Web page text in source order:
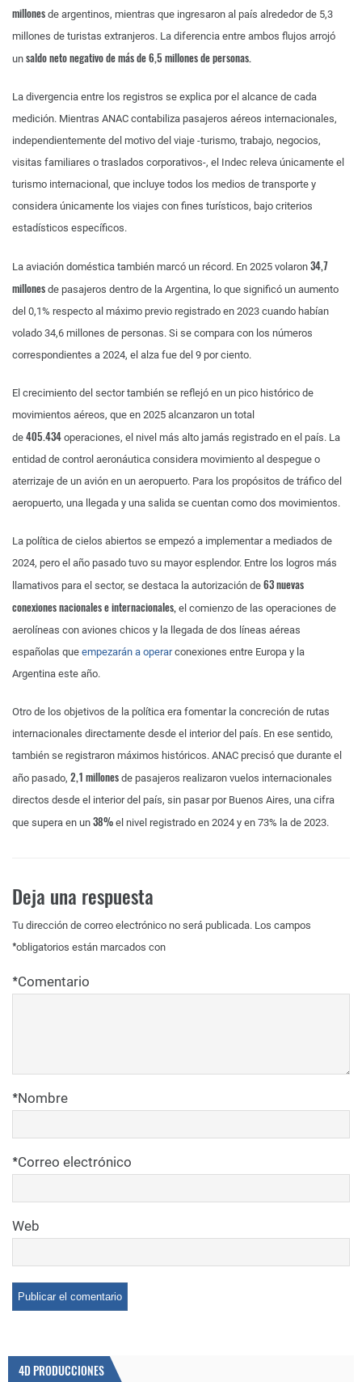
millones de argentinos, mientras que ingresaron al país alrededor de 5,3
millones de turistas extranjeros. La diferencia entre ambos flujos arrojó
un saldo neto negativo de más de 6,5 millones de personas.
La divergencia entre los registros se explica por el alcance de cada
medición. Mientras ANAC contabiliza pasajeros aéreos internacionales,
independientemente del motivo del viaje -turismo, trabajo, negocios,
visitas familiares o traslados corporativos-, el Indec releva únicamente el
turismo internacional, que incluye todos los medios de transporte y
considera únicamente los viajes con fines turísticos, bajo criterios
estadísticos específicos.
La aviación doméstica también marcó un récord. En 2025 volaron 34,7
millones de pasajeros dentro de la Argentina, lo que significó un aumento
del 0,1% respecto al máximo previo registrado en 2023 cuando habían
volado 34,6 millones de personas. Si se compara con los números
correspondientes a 2024, el alza fue del 9 por ciento.
El crecimiento del sector también se reflejó en un pico histórico de
movimientos aéreos, que en 2025 alcanzaron un total
de 405.434 operaciones, el nivel más alto jamás registrado en el país. La
entidad de control aeronáutica considera movimiento al despegue o
aterrizaje de un avión en un aeropuerto. Para los propósitos de tráfico del
aeropuerto, una llegada y una salida se cuentan como dos movimientos.
La política de cielos abiertos se empezó a implementar a mediados de
2024, pero el año pasado tuvo su mayor esplendor. Entre los logros más
llamativos para el sector, se destaca la autorización de 63 nuevas
conexiones nacionales e internacionales, el comienzo de las operaciones de
aerolíneas con aviones chicos y la llegada de dos líneas aéreas
españolas que empezarán a operarconexiones entre Europa y la
Argentina este año.
Otro de los objetivos de la política era fomentar la concreción de rutas
internacionales directamente desde el interior del país. En ese sentido,
también se registraron máximos históricos. ANAC precisó que durante el
año pasado, 2,1 millones de pasajeros realizaron vuelos internacionales
directos desde el interior del país, sin pasar por Buenos Aires, una cifra
que supera en un 38% el nivel registrado en 2024 y en 73% la de 2023.
Deja una respuesta
Tu dirección de correo electrónico no será publicada. Los campos
obligatorios están marcados con
*
Comentario
*
Nombre
*
Correo electrónico
*
Web
4D PRODUCCIONES